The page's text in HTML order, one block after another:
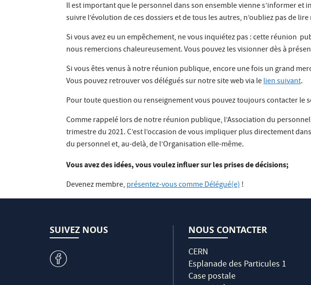
Il est important que le personnel dans son ensemble vienne s’informer
suivre l’évolution de ces dossiers et de tous les autres, n’oubliez pas de
Si vous avez eu un empêchement, ne vous inquiétez pas : cette réunion
nous remercions chaleureusement. Vous pouvez les visionner dès à
Si vous êtes venus à notre réunion publique, encore une fois un grand
Vous pouvez retrouver vos délégués sur notre site web via lelien suivant.
Pour toute question ou renseignement vous pouvez toujours contacter le
Comme rappelé lors de notre réunion publique, l’Association du
trimestre du 2021. C’est l’occasion de vous impliquer plus directement
du personnel et, au-delà, de l’Organisation elle-même.
Vous avez des idées, vous voulez influer sur les prises de décisions;
Devenez membre, présentez-vous comme Délégué(e)!
SUIVEZ NOUS
v
NOUS CONTACTER
CERN
Esplanade des Particules 1
Case postale